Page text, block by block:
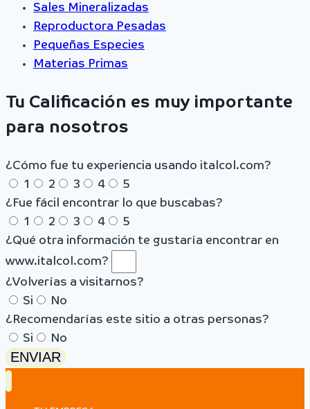
Sales Mineralizadas
Reproductora Pesadas
Pequeñas Especies
Materias Primas
Tu Calificación es muy importante
para nosotros
¿Cómo fue tu experiencia usando italcol.com?
1
2 3 4
5
¿Fue fácil encontrar lo que buscabas?
1
2 3 4
5
¿Qué otra información te gustaría encontrar en
www.italcol.com?
¿Volverías a visitarnos?
Si
No
¿Recomendarías este sitio a otras personas?
Si
No
ENVIAR